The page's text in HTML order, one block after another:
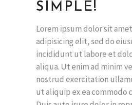
SIMPLE!
Lorem ipsum dolor sit
adipisicing elit, sed do
incididunt ut labore et
aliqua. Ut enim ad minim
nostrud exercitation
ut aliquip ex ea commodo